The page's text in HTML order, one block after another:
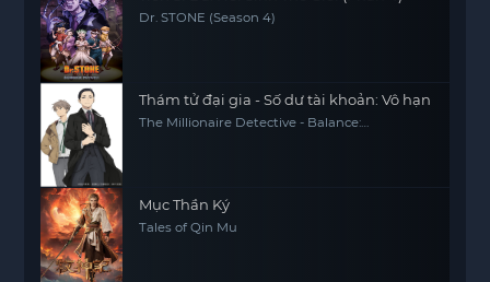
Dr. STONE (Season 4)
Thám tử đại gia - Số dư tài khoản: Vô hạn
The Millionaire Detective - Balance:
Mục Thần Ký
Tales of Qin Mu